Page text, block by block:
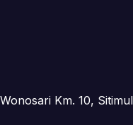
Km. 10,